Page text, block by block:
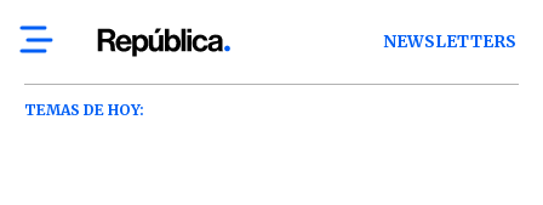
NEWSLETTERS
TEMAS DE HOY: